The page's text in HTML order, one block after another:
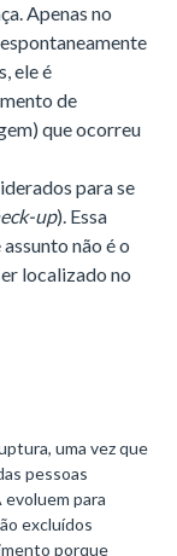
Apenas no
ele é
de
que ocorreu
para se
up). Essa
não é o
localizado no
uma vez que
pessoas
para
excluídos
porque